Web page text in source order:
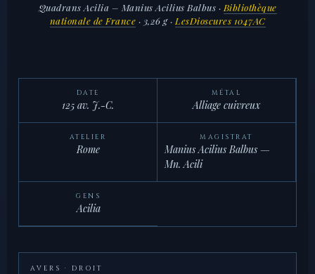
Quadrans Acilia – Manius Acilius Balbus · Bibliothèque
nationale de France · 3,26 g · LesDioscures 1047AC
DATE
125 av. J.-C.
MÉTAL
Alliage cuivreux
ATELIER
Rome
MAGISTRAT
Manius Acilius Balbus —
Mn. Acili
GENS
Acilia
AVERS · DROIT